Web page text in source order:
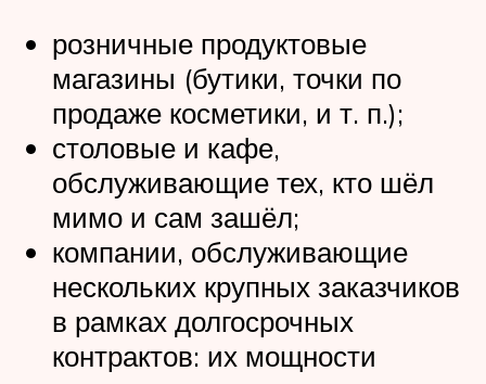
розничные продуктовые
магазины (бутики, точки по
продаже косметики, и т. п.);
столовые и кафе,
обслуживающие тех, кто шёл
мимо и сам зашёл;
компании, обслуживающие
нескольких крупных заказчиков
в рамках долгосрочных
контрактов: их мощности